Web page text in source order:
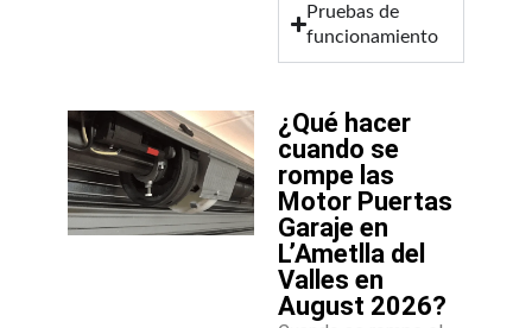
Pruebas de
funcionamiento
¿Qué hacer
cuando se
rompe las
Motor Puertas
Garaje en
L’Ametlla del
Valles en
August 2026?